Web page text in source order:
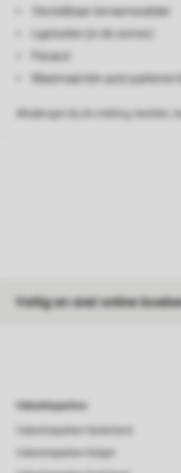
Verstelbaar terrasmeubilair
Ligstoelen (in de zomer)
Parasol
Maximaal één auto parkeren
Veilig en snel online
Vakantieparken